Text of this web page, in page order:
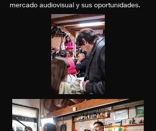
mercado audiovisual y sus oportunidades.